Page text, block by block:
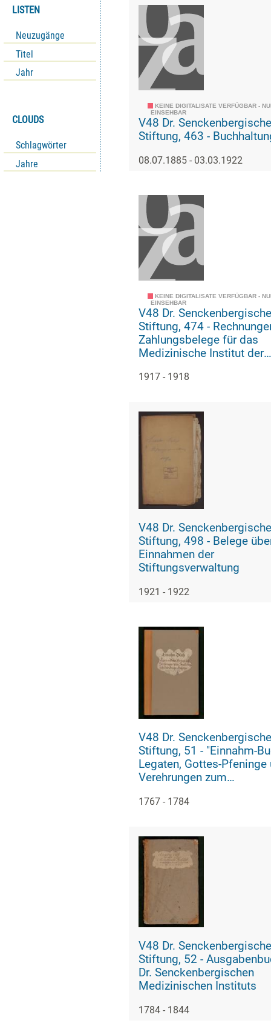
LISTEN
Neuzugänge
Titel
Jahr
CLOUDS
Schlagwörter
Jahre
KEINE DIGITALISATE VERFÜGBAR -
EINSEHBAR
V48 Dr. Senckenbergische
Stiftung, 463 -
08.07.1885 - 03.03.1922
KEINE DIGITALISATE VERFÜGBAR -
EINSEHBAR
V48 Dr. Senckenbergische
Stiftung, 474 - Rechnungen und
Zahlungsbelege für das
Medizinische Institut der
1917 - 1918
V48 Dr. Senckenbergische
Stiftung, 498 - Belege über
Einnahmen der
Stiftungsverwaltung
1921 - 1922
V48 Dr. Senckenbergische
Stiftung, 51 - "Einnahm-Buch von
Legaten, Gottes-Pfeninge
Verehrungen zum
Burger Hospithal"
1767 - 1784
V48 Dr. Senckenbergische
Stiftung, 52 - Ausgabenbuch des
Dr. Senckenbergischen
Medizinischen Instituts
1784 - 1844